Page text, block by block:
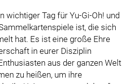
wichtiger Tag für Yu-Gi-Oh! und
ist, die sich
hat. Es ist eine große Ehre
in eurer Disziplin
aus der ganzen Welt
zu heißen, um ihre